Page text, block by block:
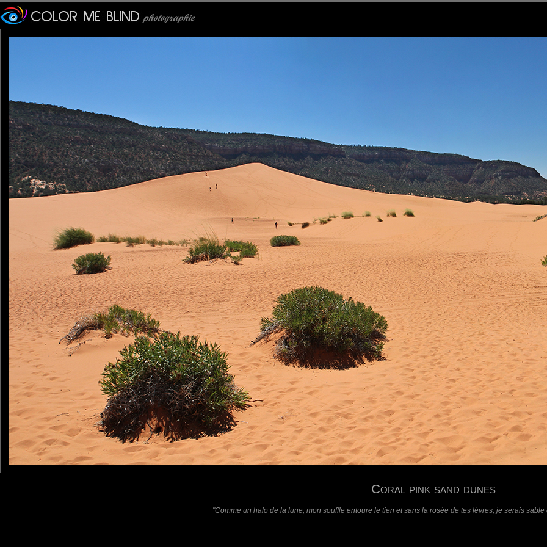
Coral pink sand dunes
"Comme un halo de la lune, mon souffle entoure le tien et sans la rosée de tes lèvres, je serais
Photo prise dans le "Coral Pink Sand Dunes State Park", situé dans l'Utah à 64 km du parc national de Zion.
Les montagnes Moquith à l'Est et les montagnes Moccasin au nord entourent le site.
Le sable provient de l'érosion des roches ("Grès de Navajo" de couleur rose) quand le vent passe entre les deux chaînes de montagnes.
Ces dunes aux teintes "corail" sont âgées de 10000 à 15000 ans.
Pancho: 01/07/2015
Magnifique ce paysage. Les randonneurs parraissent tout petits.
RobertB: 02/07/2015
You can really get an idea how large the dunes are when there are hikers present. Nice one.
Laisser un commentaire
Nom(requis)
E-mail (requis - ne sera pas affiché)
Site Web